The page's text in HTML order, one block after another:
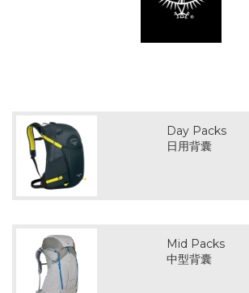
Day Packs
日用背囊
Mid Packs
中型背囊